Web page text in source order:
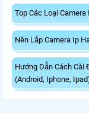
Top Các Loại
Nên Lắp Camera Ip
Hướng Dẫn Cách Cài
(Android, Iphone,